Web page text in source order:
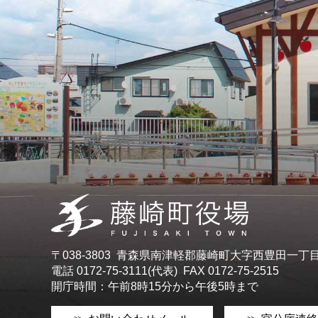
〒038-3803 青森県南津軽郡藤崎町大字西豊田一丁
電話 0172-75-3111(代表) FAX 0172-75-2515
開庁時間：午前8時15分から午後5時まで